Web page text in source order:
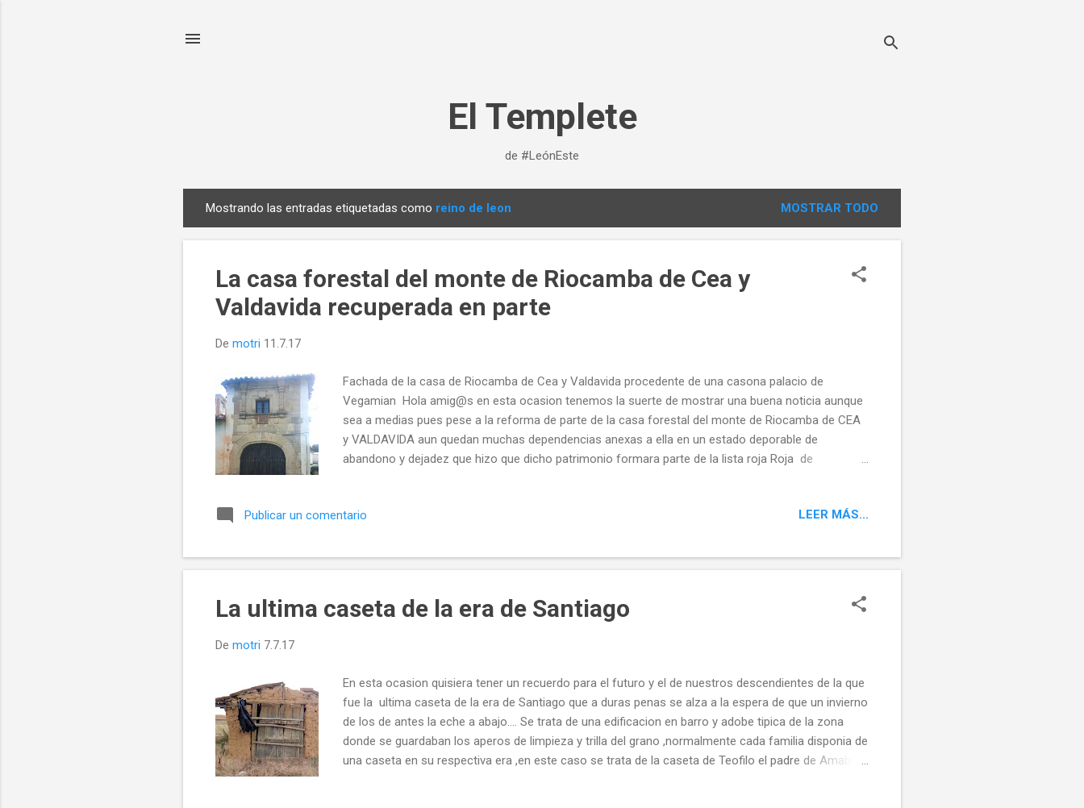
El Templete
de #LeónEste
n
Mostrando las entradas etiquetadas como reino de leon MOSTRAR TODO
La casa forestal del monte de Riocamba de Cea y
Valdavida recuperada en parte
De motri 11.7.17
Fachada de la casa de Riocamba de Cea y Valdavida procedente de una casona palacio de
Vegamian Hola amig@s en esta ocasion tenemos la suerte de mostrar una buena noticia aunque
sea a medias pues pese a la reforma de parte de la casa forestal del monte de Riocamba de CEA
y VALDAVIDA aun quedan muchas dependencias anexas a ella en un estado deporable de
abandono y dejadez que hizo que dicho patrimonio formara parte de la lista roja Roja de
hace 3 veranos Despues de mas de un año en obras hoy podemos ver la fachada colocada en un
que tanta falta tenia. Durante las obras de montaje de la fachada Es una pena que no se ponga en
valor el edificio y los adyacentes con algun ...
Publicar un comentario LEER MÁS...
La ultima caseta de la era de Santiago
De motri 7.7.17
En esta ocasion quisiera tener un recuerdo para el futuro y el de nuestros descendientes de la que
fue la ultima caseta de la era de Santiago que a duras penas se alza a la espera de que un invierno
de los de antes la eche a abajo.... Se trata de una edificacion en barro y adobe tipica de la zona
donde se guardaban los aperos de limpieza y trilla del grano ,normalmente cada familia disponia de
una caseta en su respectiva era ,en este caso se trata de la caseta de Teofilo el padre de Amabilio